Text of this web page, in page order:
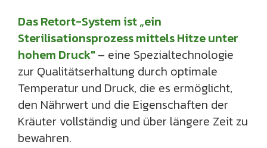
Das Retort-System ist „ein
Sterilisationsprozess mittels Hitze unter
hohem Druck" – eine Spezialtechnologie
zur Qualitätserhaltung durch optimale
Temperatur und Druck, die es ermöglicht,
den Nährwert und die Eigenschaften der
Kräuter vollständig und über längere Zeit zu
bewahren.